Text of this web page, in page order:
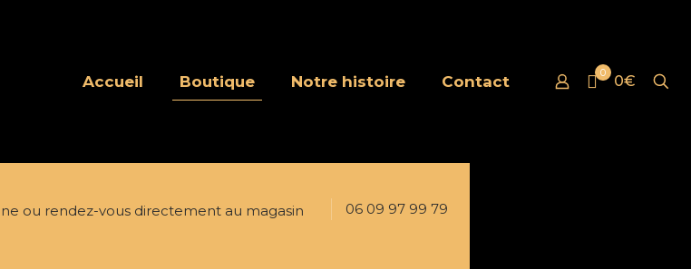
Accueil Boutique Notre histoire Contact 0 0€
06 09 97 99 79
ou rendez-vous directement au magasin